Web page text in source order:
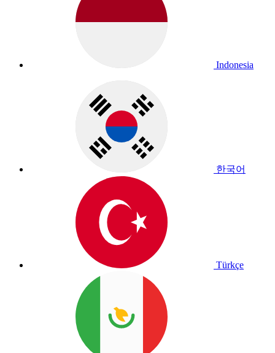
Indonesia
한국어
Türkçe